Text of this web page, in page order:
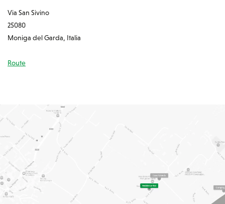
Via San Sivino
25080
Moniga del Garda, Italia
Route